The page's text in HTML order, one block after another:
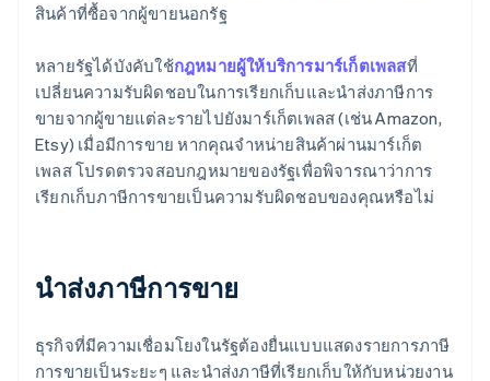
สินค้าที่ซื้อจากผู้ขายนอกรัฐ
หลายรัฐได้บังคับใช้กฎหมายผู้ให้บริการมาร์เก็ตเพลสที่
เปลี่ยนความรับผิดชอบในการเรียกเก็บและนําส่งภาษีการ
ขายจากผู้ขายแต่ละรายไปยังมาร์เก็ตเพลส (เช่น Amazon,
Etsy) เมื่อมีการขาย หากคุณจําหน่ายสินค้าผ่านมาร์เก็ต
เพลส โปรดตรวจสอบกฎหมายของรัฐเพื่อพิจารณาว่าการ
เรียกเก็บภาษีการขายเป็นความรับผิดชอบของคุณหรือไม่
นําส่งภาษีการขาย
ธุรกิจที่มีความเชื่อมโยงในรัฐต้องยื่นแบบแสดงรายการภาษี
การขายเป็นระยะๆ และนําส่งภาษีที่เรียกเก็บให้กับหน่วยงาน